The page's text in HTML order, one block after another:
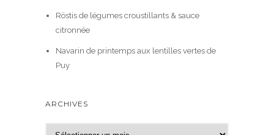
Röstis de légumes croustillants & sauce
citronnée
Navarin de printemps aux lentilles vertes de
Puy
ARCHIVES